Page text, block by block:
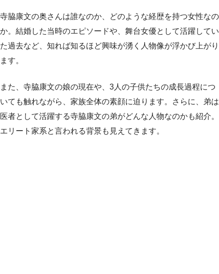
寺脇康文の奥さんは誰なのか、どのような経歴を持つ女性なの
か。結婚した当時のエピソードや、舞台女優として活躍してい
た過去など、知れば知るほど興味が湧く人物像が浮かび上がり
ます。
また、寺脇康文の娘の現在や、3人の子供たちの成長過程につ
いても触れながら、家族全体の素顔に迫ります。さらに、弟は
医者として活躍する寺脇康文の弟がどんな人物なのかも紹介。
エリート家系と言われる背景も見えてきます。